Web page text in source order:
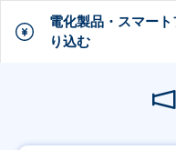
電化製品・スマー
り込む